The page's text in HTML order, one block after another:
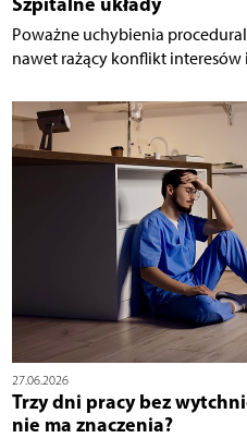
Poważne uchybienia
nawet rażący konflikt interesów
27.06.2026
Trzy dni pracy bez
nie ma znaczenia?